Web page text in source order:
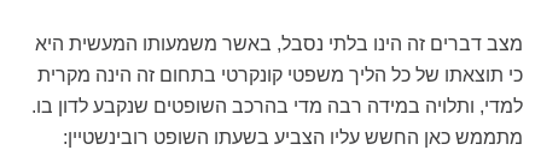
מצב דברים זה הינו בלתי נסבל, באשר משמעותו המעשית היא
כי תוצאתו של כל הליך משפטי קונקרטי בתחום זה הינה מקרית
למדי, ותלויה במידה רבה מדי בהרכב השופטים שנקבע לדון בו.
מתממש כאן החשש עליו הצביע בשעתו השופט רובינשטיין: